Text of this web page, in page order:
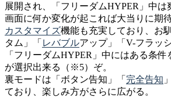
展開され、「フリーダムHYPER」中
画面に何か変化が起これば大当りに期
カスタマイズ機能も充実しており、お
タム」「 レバブルアップ」「V-フラッ
「フリーダムHYPER」中にはある条
が選択出来る（※5）ぞ。
裏モードは「ボタン告知」「 完全告知
ており、楽しみ方がさらに広がる。